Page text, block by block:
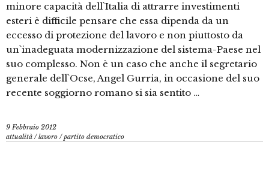
minore capacità dell`Italia di attrarre investimenti
esteri è difficile pensare che essa dipenda da un
eccesso di protezione del lavoro e non piuttosto da
un`inadeguata modernizzazione del sistema-Paese nel
suo complesso. Non è un caso che anche il segretario
generale dell`Ocse, Angel Gurria, in occasione del suo
recente soggiorno romano si sia sentito …
9 Febbraio 2012
attualità /lavoro /partito democratico